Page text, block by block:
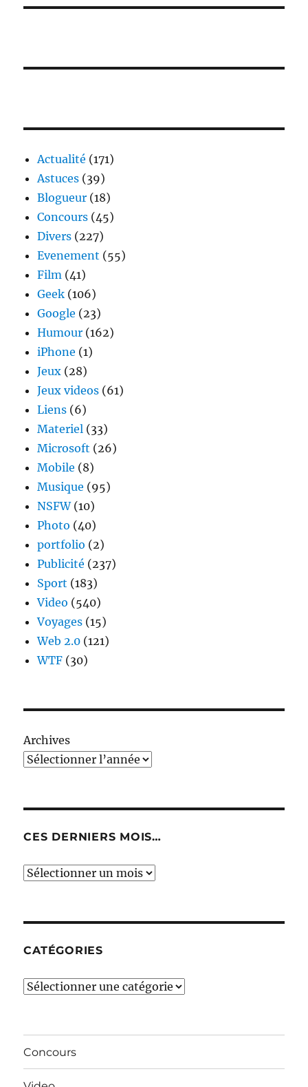
Actualité (171)
Astuces (39)
Blogueur (18)
Concours (45)
Divers (227)
Evenement (55)
Film (41)
Geek (106)
Google (23)
Humour (162)
iPhone (1)
Jeux (28)
Jeux videos (61)
Liens (6)
Materiel (33)
Microsoft (26)
Mobile (8)
Musique (95)
NSFW(10)
Photo (40)
portfolio (2)
Publicité (237)
Sport (183)
Video (540)
Voyages (15)
Web 2.0 (121)
WTF (30)
Archives
CES DERNIERS MOIS…
Ces
CATÉGORIES
Catégories
Concours